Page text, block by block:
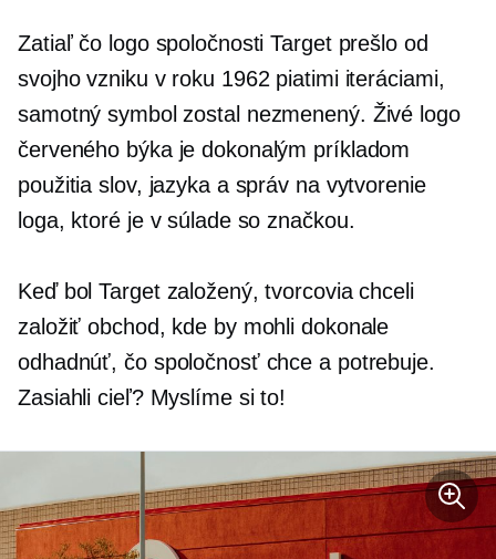
Zatiaľ čo logo spoločnosti Target prešlo od
svojho vzniku v roku 1962 piatimi iteráciami,
samotný symbol zostal nezmenený. Živé logo
červeného býka je dokonalým príkladom
použitia slov, jazyka a správ na vytvorenie
loga, ktoré je v súlade so značkou.
Keď bol Target založený, tvorcovia chceli
založiť obchod, kde by mohli dokonale
odhadnúť, čo spoločnosť chce a potrebuje.
Zasiahli cieľ? Myslíme si to!